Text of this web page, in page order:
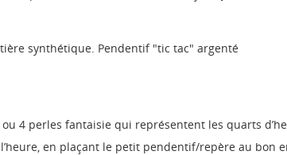
synthétique. Pendentif "tic tac" argenté
4 perles fantaisie qui représentent les quarts
en plaçant le petit pendentif/repère au bon